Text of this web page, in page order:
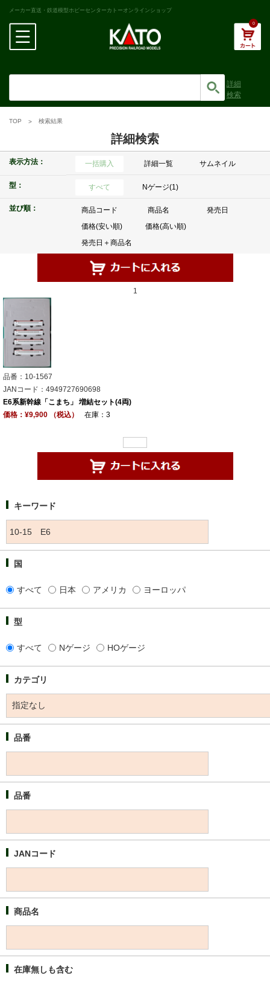
メーカー直送・鉄道模型ホビーセンターカトーオンラインショップ
0
詳細
検索
TOP 検索結果
詳細検索
表示方法： 一括購入 詳細一覧 サムネイル
型： すべて Nゲージ(1)
並び順： 商品コード 商品名
発売日
価格(安い順)
価格(高い順)
発売日＋商品名
1
品番：10-1567
JANコード：4949727690698
E6系新幹線「こまち」 増結セット(4両)
価格：¥9,900 （税込）
在庫：3
キーワード
国
すべて 日本 アメリカ ヨーロッパ
型
すべて Nゲージ HOゲージ
カテゴリ
品番
品番
JANコード
商品名
在庫無しも含む